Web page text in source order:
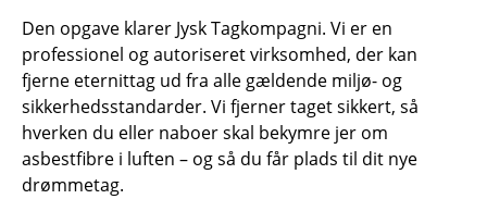
Den opgave klarer Jysk Tagkompagni. Vi er en
professionel og autoriseret virksomhed, der kan
fjerne eternittag ud fra alle gældende miljø- og
sikkerhedsstandarder. Vi fjerner taget sikkert, så
hverken du eller naboer skal bekymre jer om
asbestfibre i luften – og så du får plads til dit nye
drømmetag.